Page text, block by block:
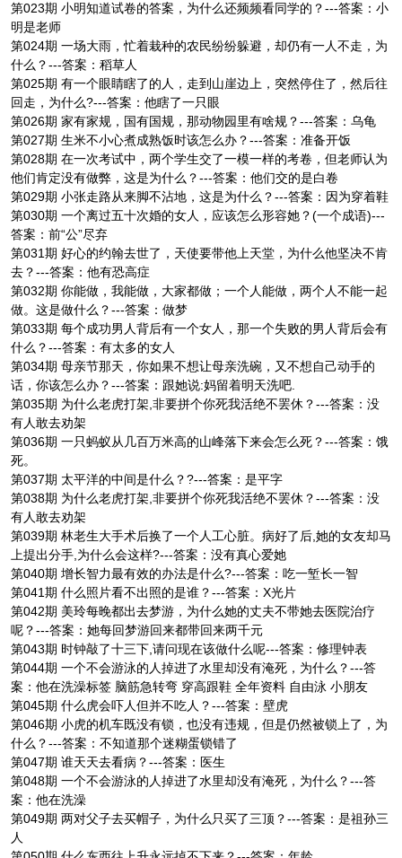
第023期 小明知道试卷的答案，为什么还频频看同学的？---答案：小
明是老师
第024期 一场大雨，忙着栽种的农民纷纷躲避，却仍有一人不走，为
什么？---答案：稻草人
第025期 有一个眼睛瞎了的人，走到山崖边上，突然停住了，然后往
回走，为什么?---答案：他瞎了一只眼
第026期 家有家规，国有国规，那动物园里有啥规？---答案：乌龟
第027期 生米不小心煮成熟饭时该怎么办？---答案：准备开饭
第028期 在一次考试中，两个学生交了一模一样的考卷，但老师认为
他们肯定没有做弊，这是为什么？---答案：他们交的是白卷
第029期 小张走路从来脚不沾地，这是为什么？---答案：因为穿着鞋
第030期 一个离过五十次婚的女人，应该怎么形容她？(一个成语)---
答案：前“公”尽弃
第031期 好心的约翰去世了，天使要带他上天堂，为什么他坚决不肯
去？---答案：他有恐高症
第032期 你能做，我能做，大家都做；一个人能做，两个人不能一起
做。这是做什么？---答案：做梦
第033期 每个成功男人背后有一个女人，那一个失败的男人背后会有
什么？---答案：有太多的女人
第034期 母亲节那天，你如果不想让母亲洗碗，又不想自己动手的
话，你该怎么办？---答案：跟她说:妈留着明天洗吧.
第035期 为什么老虎打架,非要拼个你死我活绝不罢休？---答案：没
有人敢去劝架
第036期 一只蚂蚁从几百万米高的山峰落下来会怎么死？---答案：饿
死。
第037期 太平洋的中间是什么？?---答案：是平字
第038期 为什么老虎打架,非要拼个你死我活绝不罢休？---答案：没
有人敢去劝架
第039期 林老生大手术后换了一个人工心脏。病好了后,她的女友却马
上提出分手,为什么会这样?---答案：没有真心爱她
第040期 增长智力最有效的办法是什么?---答案：吃一堑长一智
第041期 什么照片看不出照的是谁？---答案：X光片
第042期 美玲每晚都出去梦游，为什么她的丈夫不带她去医院治疗
呢？---答案：她每回梦游回来都带回来两千元
第043期 时钟敲了十三下,请问现在该做什么呢---答案：修理钟表
第044期 一个不会游泳的人掉进了水里却没有淹死，为什么？---答
案：他在洗澡标签 脑筋急转弯 穿高跟鞋 全年资料 自由泳 小朋友
第045期 什么虎会吓人但并不吃人？---答案：壁虎
第046期 小虎的机车既没有锁，也没有违规，但是仍然被锁上了，为
什么？---答案：不知道那个迷糊蛋锁错了
第047期 谁天天去看病？---答案：医生
第048期 一个不会游泳的人掉进了水里却没有淹死，为什么？---答
案：他在洗澡
第049期 两对父子去买帽子，为什么只买了三顶？---答案：是祖孙三
人